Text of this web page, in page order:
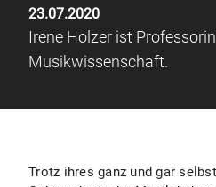
23.07.2020
Irene Holzer ist
Musikwissenschaft.
Trotz ihres ganz und gar